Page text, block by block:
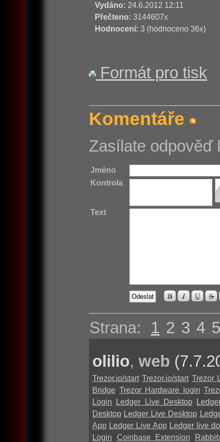
Vydáno: 24.6.2012 12:11
Přečteno: 3144607x
Hodnocení: 3 (hodnoceno 36x)
Formát pro tisk
Komentáře
Zasílate odpověď
Jméno
Kontrola
Text
Strana: 1 2 3 4 5
olilio, web
Trezor.io/start Trezor.io/start Trezor
Bridge Trezor Hardware login
Login
Ledger Live Desktop
Desktop Ledger Live Desktop
App Ledger Live App Ledger live
Login
Coinbase Extension